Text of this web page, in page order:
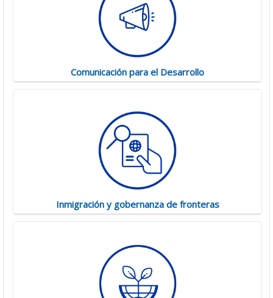
Comunicación para el Desarrollo
Inmigración y gobernanza de fronteras